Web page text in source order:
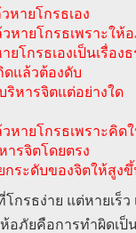
หายโกรธเอง
หายโกรธเพราะให้
ยโกรธเองเป็นเรื่อง
ดแล้วต้องดับ
ริหารจิตแต่อย่างใด
หายโกรธเพราะคิด
ารจิตโดยตรง
กระดับของจิตให้สูง
โกรธง่าย แต่หายเร็ว
อภัยคือการทำผิดเป็